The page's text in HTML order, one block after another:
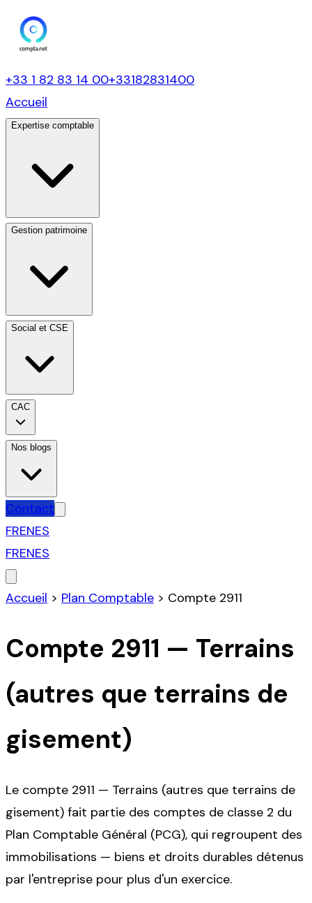
+33 1 82 83 14 00+33182831400
Accueil
Expertise comptable
Gestion patrimoine
Social et CSE
CAC
Nos blogs
Contact
FRENES
FRENES
Accueil > Plan Comptable > Compte 2911
Compte 2911 — Terrains
(autres que terrains de
gisement)
Le compte 2911 — Terrains (autres que terrains de
gisement) fait partie des comptes de classe 2 du
Plan Comptable Général (PCG), qui regroupent des
immobilisations — biens et droits durables détenus
par l'entreprise pour plus d'un exercice.